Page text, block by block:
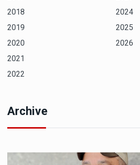
2018
2019
2020
2021
2022
2024
2025
2026
Archive